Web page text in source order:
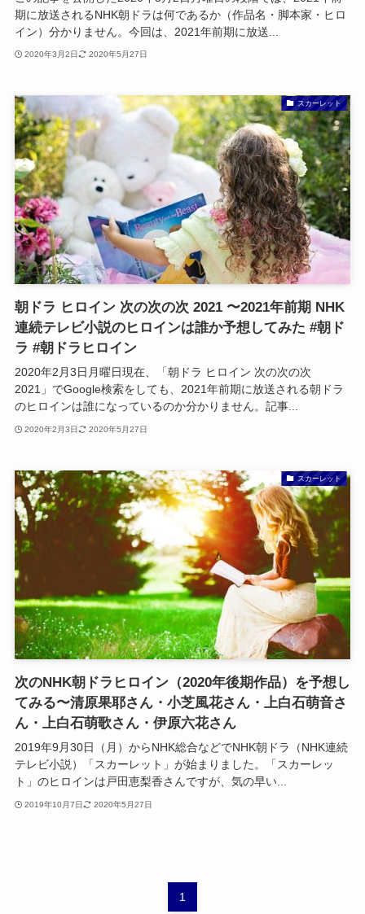
期に放送されるNHK朝ドラは何であるか（作品名・脚本家・ヒロ
イン）分かりません。今回は、2021年前期に放送...
2020年3月2日 2020年5月27日
スカーレット
朝ドラ ヒロイン 次の次の次 2021 〜2021年前期 NHK
連続テレビ小説のヒロインは誰か予想してみた #朝ド
ラ #朝ドラヒロイン
2020年2月3日月曜日現在、「朝ドラ ヒロイン 次の次の次
2021」でGoogle検索をしても、2021年前期に放送される朝ドラ
のヒロインは誰になっているのか分かりません。記事...
2020年2月3日 2020年5月27日
スカーレット
次のNHK朝ドラヒロイン（2020年後期作品）を予想し
てみる〜清原果耶さん・小芝風花さん・上白石萌音さ
ん・上白石萌歌さん・伊原六花さん
2019年9月30日（月）からNHK総合などでNHK朝ドラ（NHK連続
テレビ小説）「スカーレット」が始まりました。「スカーレッ
ト」のヒロインは戸田恵梨香さんですが、気の早い...
2019年10月7日 2020年5月27日
1